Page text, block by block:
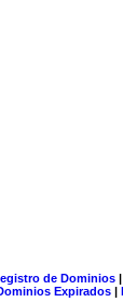
de Dominios|
Expirados |